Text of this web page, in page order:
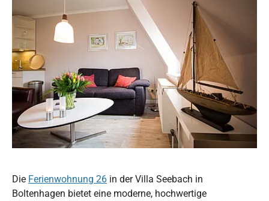
Die Ferienwohnung 26 in der Villa Seebach in
Boltenhagen bietet eine moderne, hochwertige